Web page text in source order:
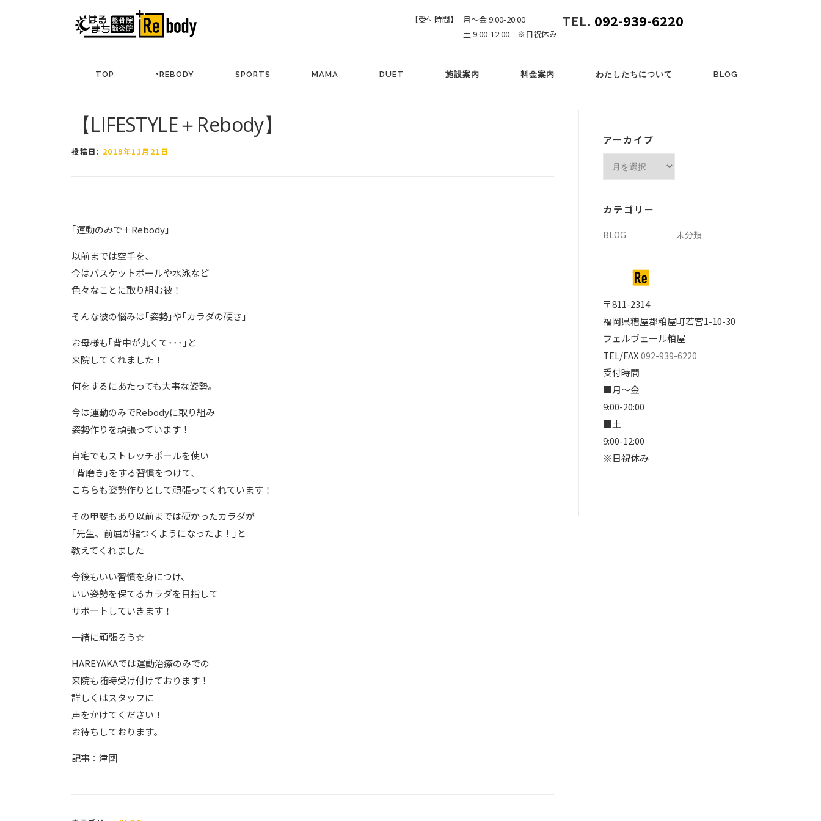
TOP +REBODY SPORTS MAMA DUET 施設案内 料金案内 わたしたちについて BLOG
【受付時間】
月～金 9:00-20:00
土 9:00-12:00 ※日祝休み
TEL. 092-939-6220
【LIFESTYLE＋Rebody】
投稿日: 2019年11月21日
｢運動のみで＋Rebody｣
以前までは空手を、
今はバスケットボールや水泳など
色々なことに取り組む彼！
そんな彼の悩みは｢姿勢｣や｢カラダの硬さ｣
お母様も｢背中が丸くて･･･｣と
来院してくれました！
何をするにあたっても大事な姿勢。
今は運動のみでRebodyに取り組み
姿勢作りを頑張っています！
自宅でもストレッチポールを使い
｢背磨き｣をする習慣をつけて、
こちらも姿勢作りとして頑張ってくれています！
その甲斐もあり以前までは硬かったカラダが
｢先生、前屈が指つくようになったよ！｣と
教えてくれました
今後もいい習慣を身につけ、
いい姿勢を保てるカラダを目指して
サポートしていきます！
一緒に頑張ろう☆
HAREYAKAでは運動治療のみでの
来院も随時受け付けております！
詳しくはスタッフに
声をかけてください！
お待ちしております。
記事：津國
アーカイブ
ブ
カテゴリー
BLOG 未分類
〒811-2314
福岡県糟屋郡粕屋町若宮1-10-30
フェルヴェール粕屋
TEL/FAX 092-939-6220
受付時間
■月～金
9:00-20:00
■土
9:00-12:00
※日祝休み